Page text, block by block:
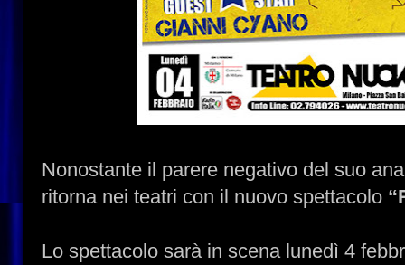
Nonostante il parere negativo del suo
ritorna nei teatri con il nuovo spettacolo
Lo spettacolo sarà in scena lunedì 4